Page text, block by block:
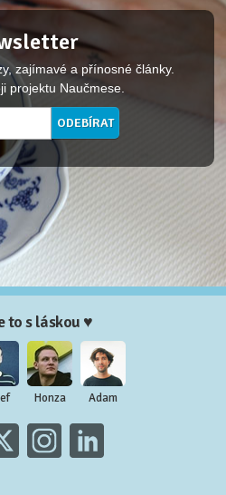
zajímavé a přínosné články.
projektu Naučmese.
to s láskou ♥
Honza Adam